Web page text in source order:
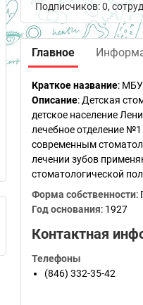
Подписчиков: 0,
Главное
Краткое название:
Описание: Детская
детское население
лечебное отделение
современным
лечении зубов
стоматологической
Форма собственности:
Год основания: 1927
Контактная
Телефоны
(846) 332-35-42